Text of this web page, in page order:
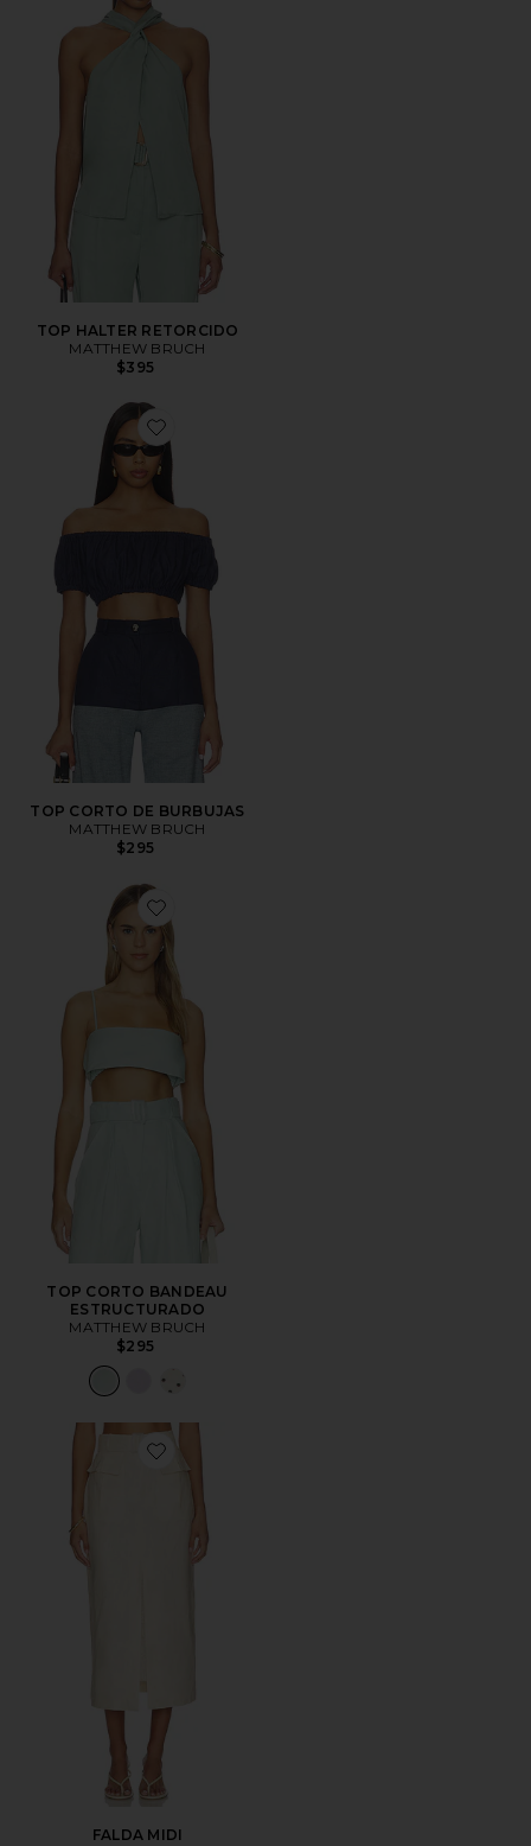
TOP HALTER RETORCIDO
MATTHEW BRUCH
$395
Favorite TOP CORTO DE BURBUJAS
TOP CORTO DE BURBUJAS
MATTHEW BRUCH
$295
Favorite TOP CORTO BANDEAU ESTRUCTURADO
TOP CORTO BANDEAU
ESTRUCTURADO
MATTHEW BRUCH
$295
Favorite FALDA MIDI
FALDA MIDI